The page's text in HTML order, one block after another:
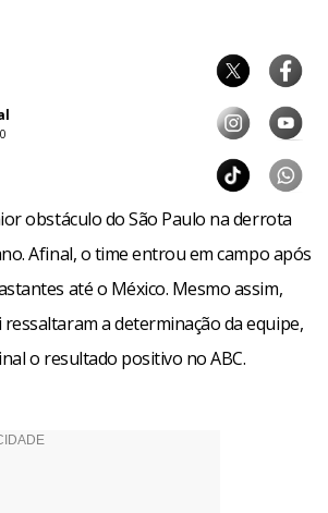
obstáculo do São Paulo na derrota
Afinal, o time entrou em campo após
até o México. Mesmo assim,
a determinação da equipe,
o resultado positivo no ABC.